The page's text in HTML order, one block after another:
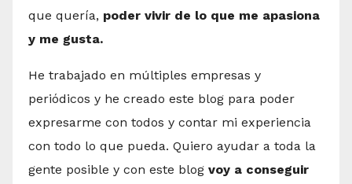
que quería, poder vivir de lo que me apasiona
y me gusta.
He trabajado en múltiples empresas y
periódicos y he creado este blog para poder
expresarme con todos y contar mi experiencia
con todo lo que pueda. Quiero ayudar a toda la
gente posible y con este blog voy a conseguir